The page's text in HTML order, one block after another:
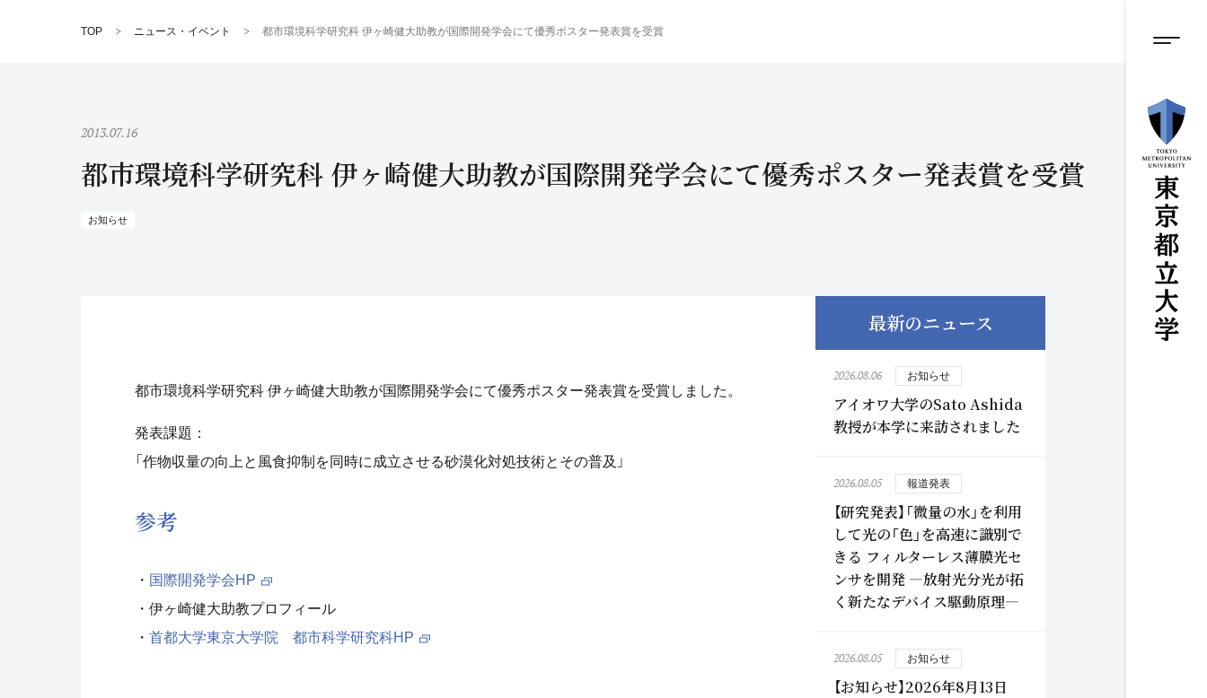
ン
ン
ツ
に
ス
キ
ッ
プ
メニ
TOP ニュース・イベント 都市環境科学研究科 伊ヶ崎健大助教が国際開発学会にて優秀ポスター発表賞を受賞
2013.07.16
都市環境科学研究科 伊ヶ崎健大助教が国際開発学会にて優秀ポスター発表賞を受賞
お知らせ
都市環境科学研究科 伊ヶ崎健大助教が国際開発学会にて優秀ポスター発表賞を受賞しました。
発表課題：
「作物収量の向上と風食抑制を同時に成立させる砂漠化対処技術とその普及」
参考
・ 国際開発学会HP
・伊ヶ崎健大助教プロフィール
・ 首都大学東京大学院 都市科学研究科HP
最新のニュース
2026.08.06 お知らせ
アイオワ大学のSato Ashida
教授が本学に来訪されました
2026.08.05 報道発表
【研究発表】「微量の水」を利用
して光の「色」を高速に識別で
きる フィルターレス薄膜光セ
ンサを開発 ―放射光分光が拓
く新たなデバイス駆動原理―
2026.08.05 お知らせ
【お知らせ】2026年8月13日